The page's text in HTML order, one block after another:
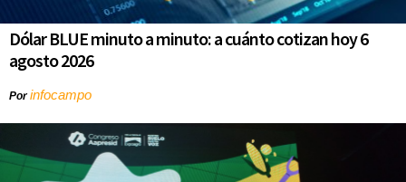
Dólar BLUE minuto a minuto: a cuánto cotizan hoy 6
agosto 2026
Porinfocampo